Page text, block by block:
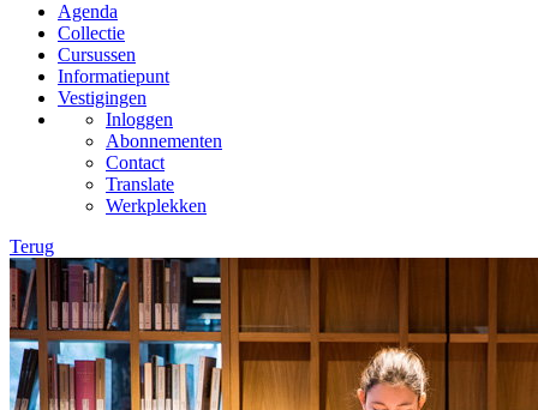
Agenda
Collectie
Cursussen
Informatiepunt
Vestigingen
Inloggen
Abonnementen
Contact
Translate
Werkplekken
Terug